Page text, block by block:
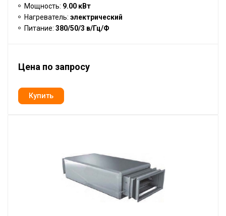
Мощность: 9.00 кВт
Нагреватель: электрический
Питание: 380/50/3 в/Гц/Ф
Цена по запросу